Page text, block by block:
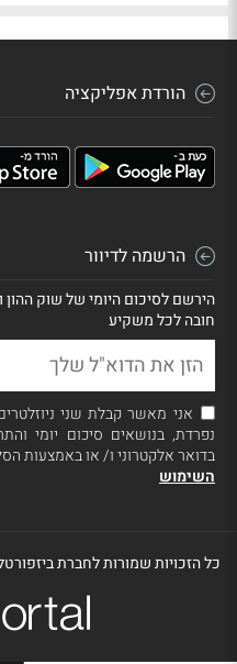
הורדת אפליקציה
הרשמה לדיוור
הירשם לסיכום היומי של שוק ההון
חובה לכל משקיע
אני מאשר קבלת שני
נפרדת, בנושאים סיכום יומי
בדואר אלקטרוני ו/ או באמצעות
השימוש
כל הזכויות שמורות לחברת